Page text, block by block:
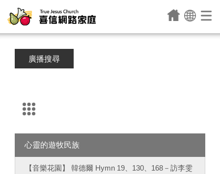
廣播搜尋
心靈的遊牧民族
【音樂花園】 韓德爾 Hymn 19、130、168－訪李雯